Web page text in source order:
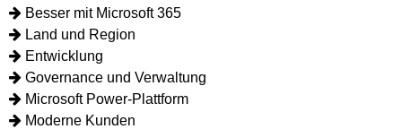
Besser mit Microsoft 365
Land und Region
Entwicklung
Governance und Verwaltung
Microsoft Power-Plattform
Moderne Kunden